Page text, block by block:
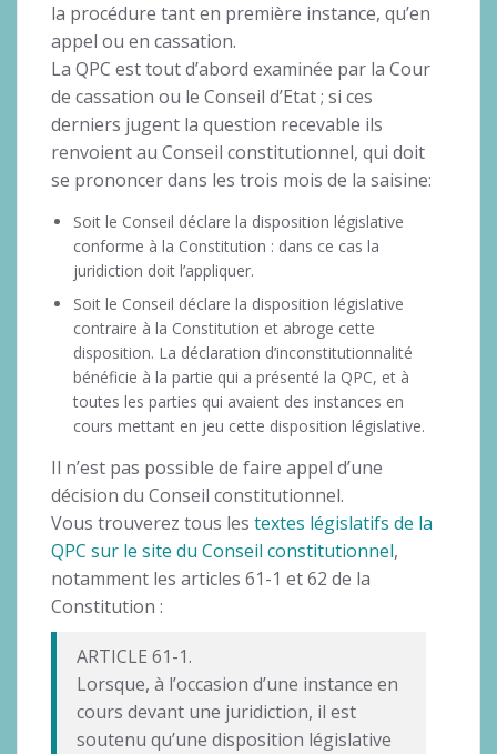
la procédure tant en première instance, qu’en
appel ou en cassation.
La QPC est tout d’abord examinée par la Cour
de cassation ou le Conseil d’Etat ; si ces
derniers jugent la question recevable ils
renvoient au Conseil constitutionnel, qui doit
se prononcer dans les trois mois de la saisine:
Soit le Conseil déclare la disposition législative
conforme à la Constitution : dans ce cas la
juridiction doit l’appliquer.
Soit le Conseil déclare la disposition législative
contraire à la Constitution et abroge cette
disposition. La déclaration d’inconstitutionnalité
bénéficie à la partie qui a présenté la QPC, et à
toutes les parties qui avaient des instances en
cours mettant en jeu cette disposition législative.
Il n’est pas possible de faire appel d’une
décision du Conseil constitutionnel.
Vous trouverez tous les textes législatifs de la
QPC sur le site du Conseil constitutionnel,
notamment les articles 61-1 et 62 de la
Constitution :
ARTICLE 61-1.
Lorsque, à l’occasion d’une instance en
cours devant une juridiction, il est
soutenu qu’une disposition législative